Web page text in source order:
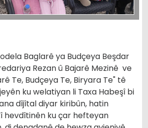
Baglarê ya Budçeya Beşdar
Rezan û Bajarê Mezinê ve
Te, Budçeya Te, Biryara Te" tê
ku welatiyan li Taxa Habeşî bi
dîjîtal diyar kiribûn, hatin
hevdîtinên ku çar hefteyan